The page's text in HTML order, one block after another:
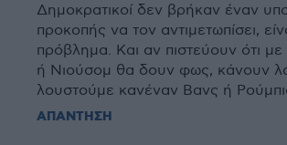
Δημοκρατικοί δεν βρήκαν έναν
προκοπής να τον αντιμετωπίσει,
πρόβλημα. Και αν πιστεύουν ότι
ή Νιούσομ θα δουν φως, κάνουν
λουστούμε κανέναν Βανς ή
ΑΠΑΝΤΗΣΗ